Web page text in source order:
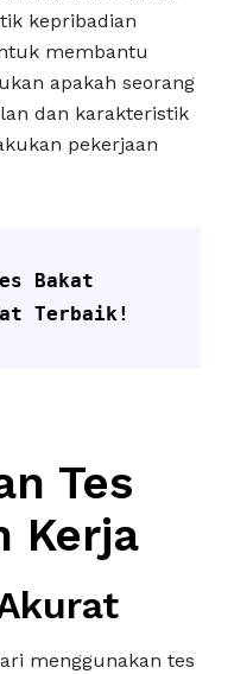
kepribadian
membantu
apakah seorang
dan karakteristik
pekerjaan
Bakat
Terbaik!
Tes
Kerja
menggunakan tes